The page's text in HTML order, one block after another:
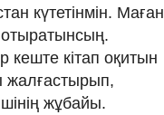
күтетінмін. Маған
кеште кітап оқитын
жалғастырып,
жұбайы.